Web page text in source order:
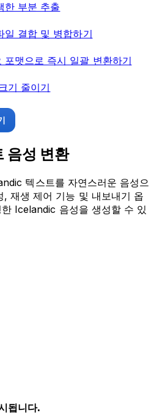
한 부분 추출
일 결합 및 병합하기
맷으로 즉시 일괄 변환하기
기 줄이기
성 변환
텍스트를 자연스러운 음성으
, 재생 제어 기능 및 내보내기 옵
Icelandic 음성을 생성할 수 있
됩니다.